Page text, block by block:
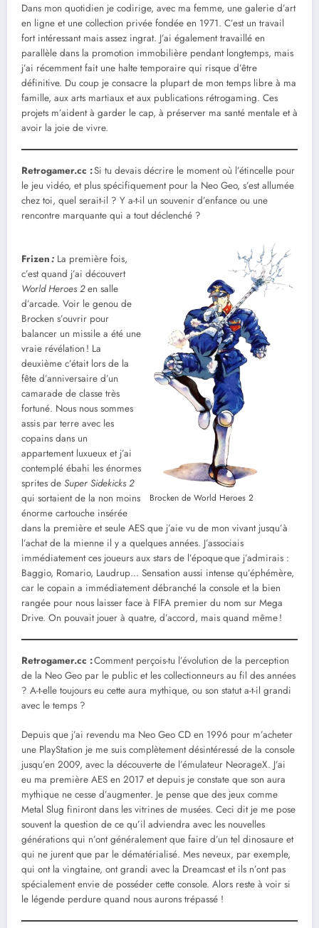
Dans mon quotidien je codirige, avec ma femme, une galerie d’art
en ligne et une collection privée fondée en 1971. C’est un travail
fort intéressant mais assez ingrat. J’ai également travaillé en
parallèle dans la promotion immobilière pendant longtemps, mais
j’ai récemment fait une halte temporaire qui risque d’être
définitive. Du coup je consacre la plupart de mon temps libre à ma
famille, aux arts martiaux et aux publications rétrogaming. Ces
projets m’aident à garder le cap, à préserver ma santé mentale et à
avoir la joie de vivre.
Retrogamer.cc :Si tu devais décrire le moment où l’étincelle pour
le jeu vidéo, et plus spécifiquement pour la Neo Geo, s’est allumée
chez toi, quel serait-il ? Y a-t-il un souvenir d’enfance ou une
rencontre marquante qui a tout déclenché ?
Brocken de World Heroes 2
Frizen: La première fois,
c’est quand j’ai découvert
World Heroes 2en salle
d’arcade. Voir le genou de
Brocken s’ouvrir pour
balancer un missile a été une
vraie révélation ! La
deuxième c’était lors de la
fête d’anniversaire d’un
camarade de classe très
fortuné. Nous nous sommes
assis par terre avec les
copains dans un
appartement luxueux et j’ai
contemplé ébahi les énormes
sprites de Super Sidekicks 2
qui sortaient de la non moins
énorme cartouche insérée
dans la première et seule AES que j’aie vu de mon vivant jusqu’à
l’achat de la mienne il y a quelques années. J’associais
immédiatement ces joueurs aux stars de l’époque que j’admirais :
Baggio, Romario, Laudrup… Sensation aussi intense qu’éphémère,
car le copain a immédiatement débranché la console et la bien
rangée pour nous laisser face à FIFA premier du nom sur Mega
Drive. On pouvait jouer à quatre, d’accord, mais quand même !
Retrogamer.cc :Comment perçois-tu l’évolution de la perception
de la Neo Geo par le public et les collectionneurs au fil des années
? A-t-elle toujours eu cette aura mythique, ou son statut a-t-il grandi
avec le temps ?
Depuis que j’ai revendu ma Neo Geo CD en 1996 pour m’acheter
une PlayStation je me suis complètement désintéressé de la console
jusqu’en 2009, avec la découverte de l’émulateur NeorageX. J’ai
eu ma première AES en 2017 et depuis je constate que son aura
mythique ne cesse d’augmenter. Je pense que des jeux comme
Metal Slug finiront dans les vitrines de musées. Ceci dit je me pose
souvent la question de ce qu’il adviendra avec les nouvelles
générations qui n’ont généralement que faire d’un tel dinosaure et
qui ne jurent que par le dématérialisé. Mes neveux, par exemple,
qui ont la vingtaine, ont grandi avec la Dreamcast et ils n’ont pas
spécialement envie de posséder cette console. Alors reste à voir si
le légende perdure quand nous aurons trépassé !